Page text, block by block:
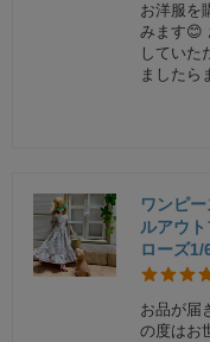
お洋服を
みます😊
していた
ましたら
ワンピ
ルアウ
ローズ1/
お品が届
の度はお